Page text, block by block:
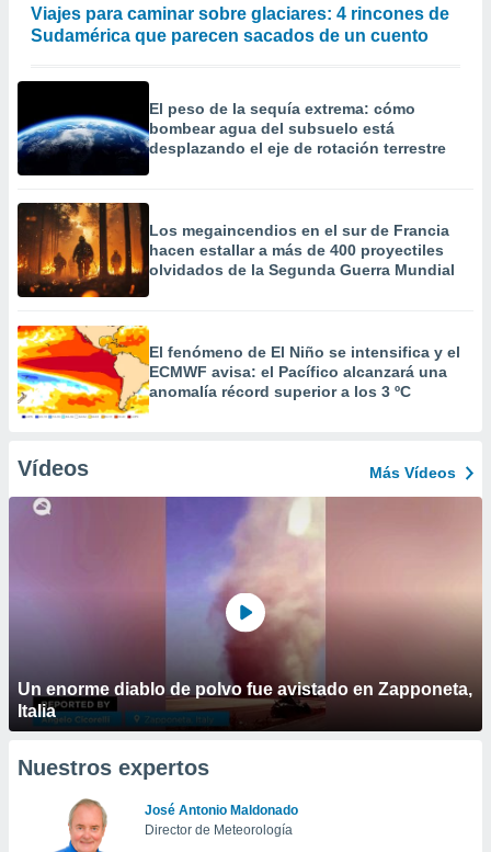
Viajes para caminar sobre glaciares: 4 rincones de
Sudamérica que parecen sacados de un cuento
El peso de la sequía extrema: cómo
bombear agua del subsuelo está
desplazando el eje de rotación terrestre
Los megaincendios en el sur de Francia
hacen estallar a más de 400 proyectiles
olvidados de la Segunda Guerra Mundial
El fenómeno de El Niño se intensifica y el
ECMWF avisa: el Pacífico alcanzará una
anomalía récord superior a los 3 ºC
Vídeos Más Vídeos
Un enorme diablo de polvo fue avistado en Zapponeta,
Italia
Nuestros expertos
José Antonio Maldonado
Director de Meteorología